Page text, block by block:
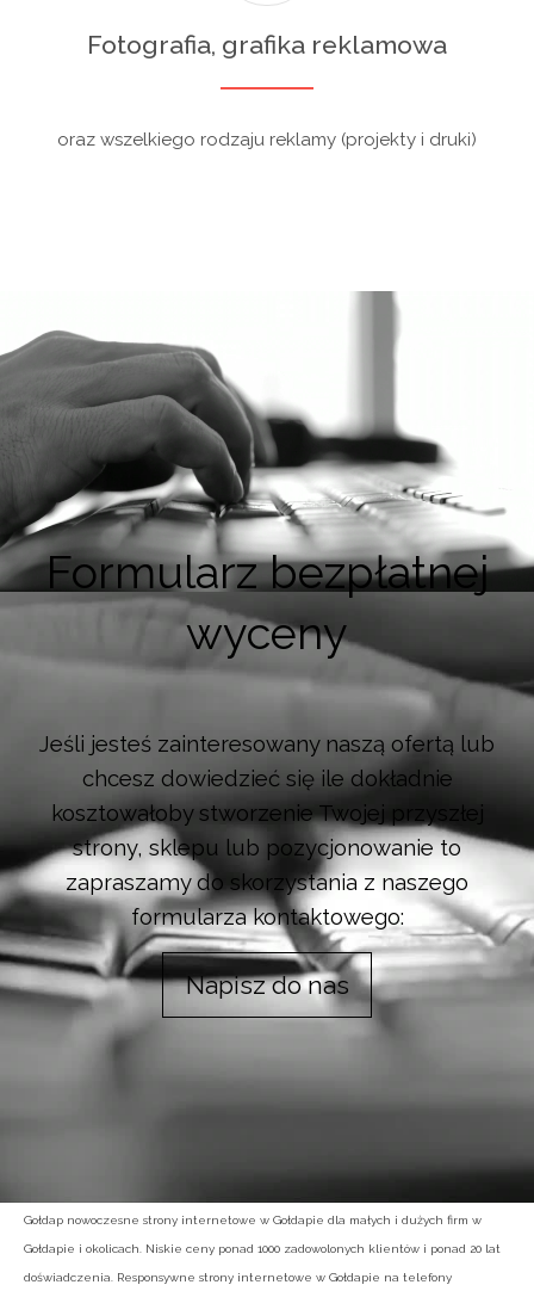
Fotografia, grafika reklamowa
oraz wszelkiego rodzaju reklamy (projekty i druki)
Formularz bezpłatnej
wyceny
Jeśli jesteś zainteresowany naszą ofertą lub
chcesz dowiedzieć się ile dokładnie
kosztowałoby stworzenie Twojej przyszłej
strony, sklepu lub pozycjonowanie to
zapraszamy do skorzystania z naszego
formularza kontaktowego:
Napisz do nas
Gołdap nowoczesne strony internetowe w Gołdapie dla małych i dużych firm w
Gołdapie i okolicach. Niskie ceny ponad 1000 zadowolonych klientów i ponad 20 lat
doświadczenia. Responsywne strony internetowe w Gołdapie na telefony